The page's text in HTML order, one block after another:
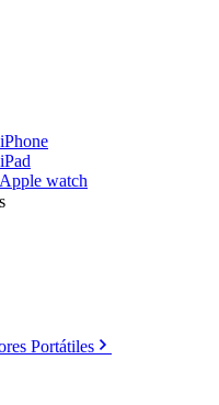
watch
Portátiles